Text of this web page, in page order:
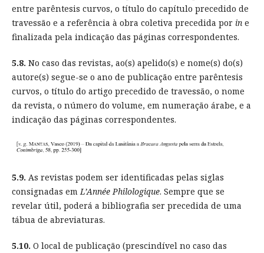
entre parêntesis curvos, o título do capítulo precedido de
travessão e a referência à obra coletiva precedida por ine
finalizada pela indicação das páginas correspondentes.
5.8. No caso das revistas, ao(s) apelido(s) e nome(s) do(s)
autore(s) segue-se o ano de publicação entre parêntesis
curvos, o título do artigo precedido de travessão, o nome
da revista, o número do volume, em numeração árabe, e a
indicação das páginas correspondentes.
5.9. As revistas podem ser identificadas pelas siglas
consignadas emL’Année Philologique. Sempre que se
revelar útil, poderá a bibliografia ser precedida de uma
tábua de abreviaturas.
5.10. O local de publicação (prescindível no caso das